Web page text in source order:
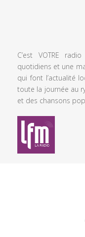
C’est VOTRE
quotidiens et une
qui font l’actualité
toute la journée au
et des chansons